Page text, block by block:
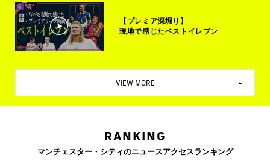
【プレミア深堀り】
現地で感じたベストイレブン
VIEW MORE
RANKING
マンチェスター・シティのニュースアクセスランキング